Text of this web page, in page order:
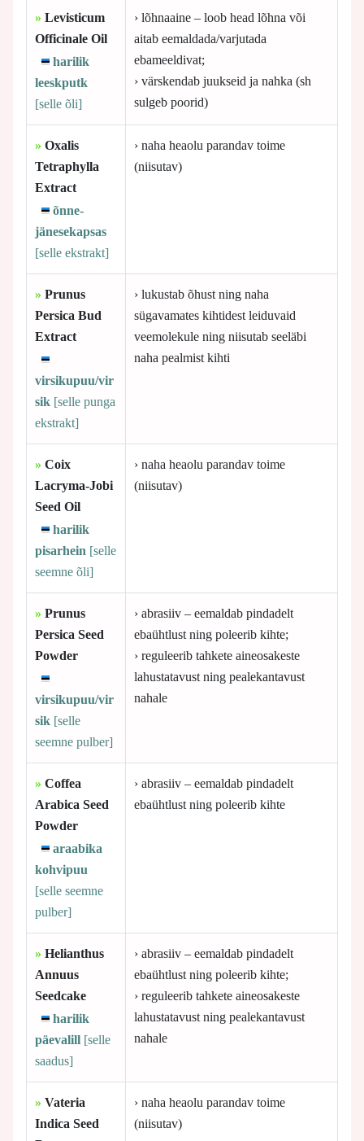
» Levisticum
Officinale Oil
harilik
leeskputk
[selle õli]
› lõhnaaine – loob head lõhna või
aitab eemaldada/varjutada
ebameeldivat;
› värskendab juukseid ja nahka (sh
sulgeb poorid)
» Oxalis
Tetraphylla
Extract
õnne-
jänesekapsas
[selle ekstrakt]
› naha heaolu parandav toime
(niisutav)
» Prunus
Persica Bud
Extract
virsikupuu/vir
sik [selle punga
ekstrakt]
› lukustab õhust ning naha
sügavamates kihtidest leiduvaid
veemolekule ning niisutab seeläbi
naha pealmist kihti
» Coix
Lacryma-Jobi
Seed Oil
harilik
pisarhein [selle
seemne õli]
› naha heaolu parandav toime
(niisutav)
» Prunus
Persica Seed
Powder
virsikupuu/vir
sik [selle
seemne pulber]
› abrasiiv – eemaldab pindadelt
ebaühtlust ning poleerib kihte;
› reguleerib tahkete aineosakeste
lahustatavust ning pealekantavust
nahale
» Coffea
Arabica Seed
Powder
araabika
kohvipuu
[selle seemne
pulber]
› abrasiiv – eemaldab pindadelt
ebaühtlust ning poleerib kihte
» Helianthus
Annuus
Seedcake
harilik
päevalill [selle
saadus]
› abrasiiv – eemaldab pindadelt
ebaühtlust ning poleerib kihte;
› reguleerib tahkete aineosakeste
lahustatavust ning pealekantavust
nahale
» Vateria
Indica Seed
› naha heaolu parandav toime
(niisutav)